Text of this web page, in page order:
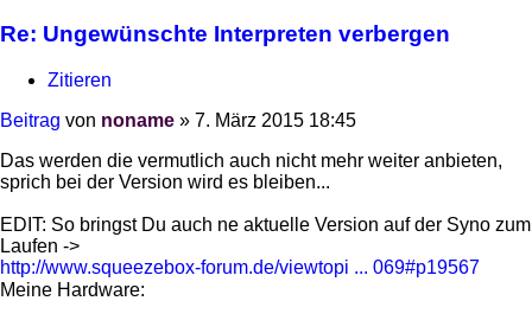
Re: Ungewünschte Interpreten verbergen
Zitieren
Beitrag von noname » 7. März 2015 18:45
Das werden die vermutlich auch nicht mehr weiter anbieten,
sprich bei der Version wird es bleiben...
EDIT: So bringst Du auch ne aktuelle Version auf der Syno zum
Laufen ->
http://www.squeezebox-forum.de/viewtopi ... 069#p19567
Meine Hardware: